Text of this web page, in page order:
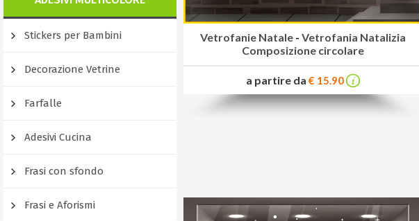
Stickers per Bambini
Decorazione Vetrine
Farfalle
Adesivi Cucina
Frasi con sfondo
Frasi e Aforismi
Vetrofanie Natale - Vetrofania Natalizia
Composizione circolare
a partire da € 15.90